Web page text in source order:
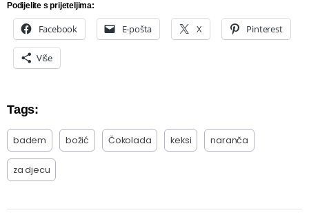
Podijelite s prijeteljima:
Facebook E-pošta X Pinterest
Više
Tags:
badem božić Čokolada keksi naranča
za djecu